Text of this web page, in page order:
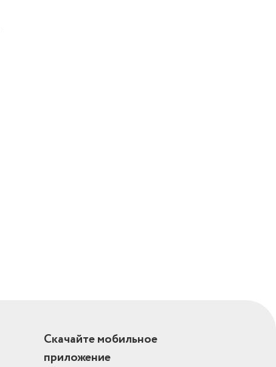
Скачайте мобильное
приложение